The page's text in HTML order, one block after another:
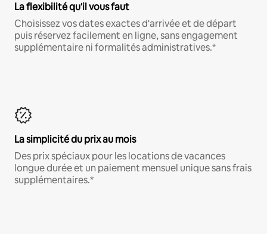
La flexibilité qu'il vous faut
Choisissez vos dates exactes d'arrivée et de départ
puis réservez facilement en ligne, sans engagement
supplémentaire ni formalités administratives.*
La simplicité du prix au mois
Des prix spéciaux pour les locations de vacances
longue durée et un paiement mensuel unique sans frais
supplémentaires.*